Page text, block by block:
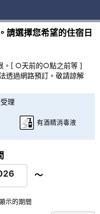
請選擇您希望的住宿日
。[ ○天前的○點之前等 ]
透過網路預訂。敬請諒解
理
有酒精消毒液
～
示的期間